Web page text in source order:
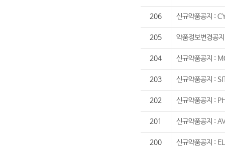
206 신규약품공지 :
205 약품정보변경공
204 신규약품공지 :
203 신규약품공지 :
202 신규약품공지 :
201 신규약품공지 :
200 신규약품공지 :